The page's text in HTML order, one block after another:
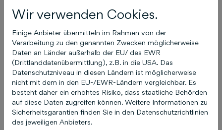
um die Fragen zu beantworten? Welche Bilder
sind in der Lage, die Bedürfnisse deiner
Kundschaft zu stillen?
Nachdem du dein Unternehmen, deine
Dienstleistungen und deine Produkte in Szene
gesetzt hast, dürfen natürlich Fotos von dir als
Eigentümer und – sofern vorhanden – Fotos von
deinem Team nicht fehlen. Zeige dich
menschlich und nahbar!
Wir verwenden Cookies.
Einige Anbieter übermitteln im Rahmen von der
Verarbeitung zu den genannten Zwecken möglicherweise
Daten an Länder außerhalb der EU/ des EWR
(Drittlanddatenübermittlung), z.B. in die USA. Das
Datenschutzniveau in diesen Ländern ist möglicherweise
nicht mit dem in den EU-/EWR-Ländern vergleichbar. Es
besteht daher ein erhöhtes Risiko, dass staatliche Behörden
auf diese Daten zugreifen können. Weitere Informationen zu
Sicherheitsgarantien finden Sie in den Datenschutzrichtlinien
des jeweiligen Anbieters.